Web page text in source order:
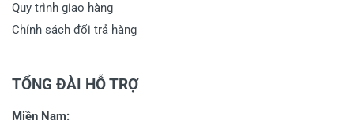
Quy trình giao hàng
Chính sách đổi trả hàng
TỔNG ĐÀI HỖ TRỢ
Miền Nam: